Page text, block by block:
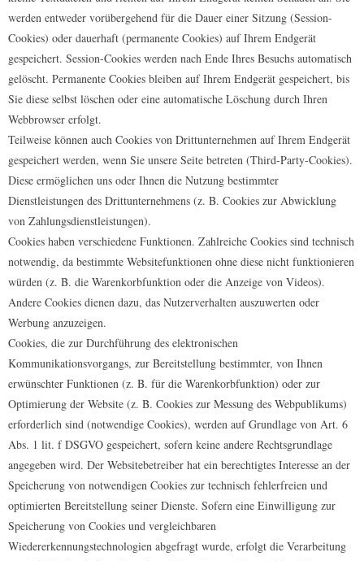
werden entweder vorübergehend für die Dauer einer Sitzung (Session-
Cookies) oder dauerhaft (permanente Cookies) auf Ihrem Endgerät
gespeichert. Session-Cookies werden nach Ende Ihres Besuchs automatisch
gelöscht. Permanente Cookies bleiben auf Ihrem Endgerät gespeichert, bis
Sie diese selbst löschen oder eine automatische Löschung durch Ihren
Webbrowser erfolgt.
Teilweise können auch Cookies von Drittunternehmen auf Ihrem Endgerät
gespeichert werden, wenn Sie unsere Seite betreten (Third-Party-Cookies).
Diese ermöglichen uns oder Ihnen die Nutzung bestimmter
Dienstleistungen des Drittunternehmens (z. B. Cookies zur Abwicklung
von Zahlungsdienstleistungen).
Cookies haben verschiedene Funktionen. Zahlreiche Cookies sind technisch
notwendig, da bestimmte Websitefunktionen ohne diese nicht funktionieren
würden (z. B. die Warenkorbfunktion oder die Anzeige von Videos).
Andere Cookies dienen dazu, das Nutzerverhalten auszuwerten oder
Werbung anzuzeigen.
Cookies, die zur Durchführung des elektronischen
Kommunikationsvorgangs, zur Bereitstellung bestimmter, von Ihnen
erwünschter Funktionen (z. B. für die Warenkorbfunktion) oder zur
Optimierung der Website (z. B. Cookies zur Messung des Webpublikums)
erforderlich sind (notwendige Cookies), werden auf Grundlage von Art. 6
Abs. 1 lit. f DSGVO gespeichert, sofern keine andere Rechtsgrundlage
angegeben wird. Der Websitebetreiber hat ein berechtigtes Interesse an der
Speicherung von notwendigen Cookies zur technisch fehlerfreien und
optimierten Bereitstellung seiner Dienste. Sofern eine Einwilligung zur
Speicherung von Cookies und vergleichbaren
Wiedererkennungstechnologien abgefragt wurde, erfolgt die Verarbeitung